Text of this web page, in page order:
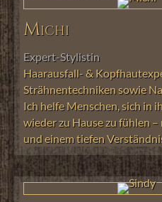
Michi
Expert-Stylistin
Haarausfall- &
Strähnentechniken sowie
Ich helfe Menschen, sich in
wieder zu Hause zu fühlen
und einem tiefen